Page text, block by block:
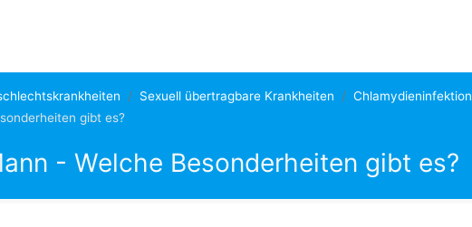
Sexuell übertragbare Krankheiten
Chlamydieninfektion
gibt es?
- Welche Besonderheiten gibt es?